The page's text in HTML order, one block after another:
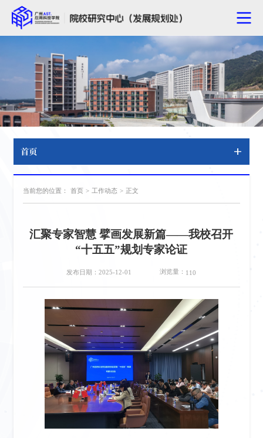
首页
当前您的位置： 首页 > 工作动态 > 正文
汇聚专家智慧 擘画发展新篇——我校召开
“十五五”规划专家论证
发布日期：2025-12-01 浏览量： 110